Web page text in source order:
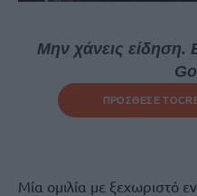
Μην χάνεις είδηση.
ΠΡΟΣΘΕΣΕ ΤΟ
Μία ομιλία με ξεχωριστό